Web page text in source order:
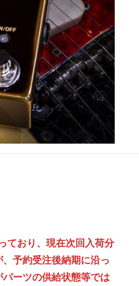
ており、現在次回入荷分
予約受注後納期に沿っ
ーツの供給状態等では